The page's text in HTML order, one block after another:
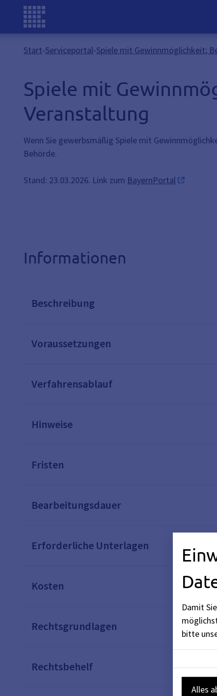
Start-Serviceportal-Spiele mit Gewinnmöglichkeit;
Spiele mit
Veranstaltung
Wenn Sie gewerbsmäßig Spiele mit
Behörde.
Stand: 23.03.2026. Link zum BayernPortal
Informationen
Beschreibung
Voraussetzungen
Verfahrensablauf
Hinweise
Fristen
Bearbeitungsdauer
Erforderliche Unterlagen
Kosten
Rechtsgrundlagen
Rechtsbehelf
Damit
bitte
Alles